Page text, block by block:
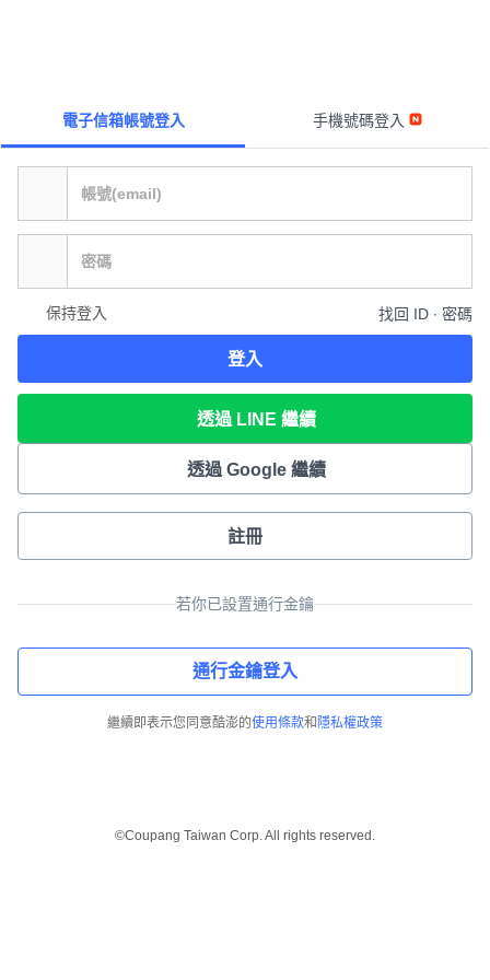
電子信箱帳號登入 手機號碼登入
保持登入 找回 ID ∙ 密碼
登入
透過 LINE 繼續
透過 Google 繼續
註冊
若你已設置通行金鑰
通行金鑰登入
繼續即表示您同意酷澎的使用條款和 隱私權政策
©Coupang Taiwan Corp. All rights reserved.